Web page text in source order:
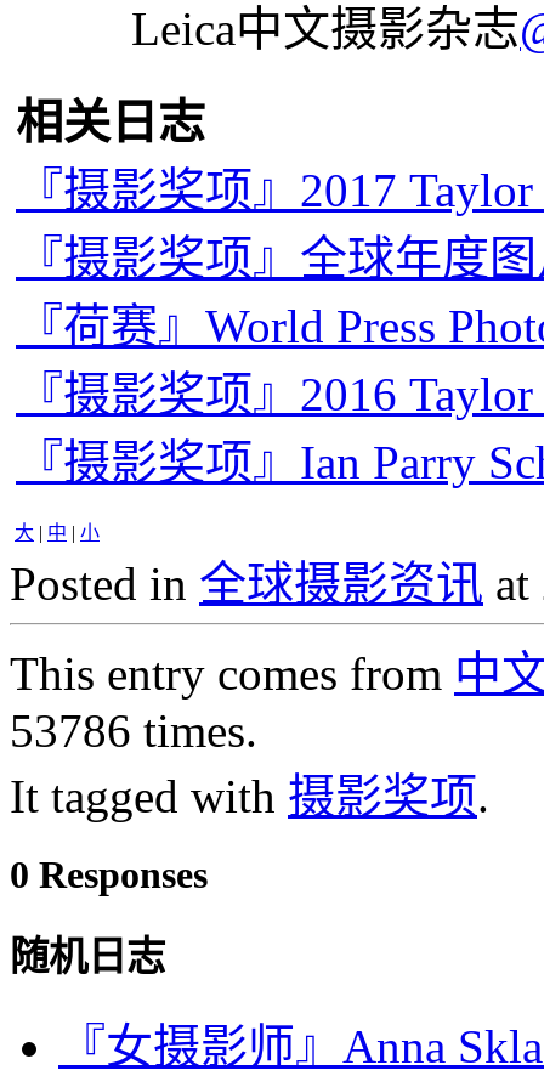
Leica中文摄影杂志
相关日志
『摄影奖项』2017
『摄影奖项』全球年度
『荷赛』World Press
『摄影奖项』2016
『摄影奖项』Ian Parry
大 | 中 | 小
Posted in 全球摄影资讯 at
This entry comes from 中
53786 times.
It tagged with 摄影奖项.
0 Responses
随机日志
『女摄影师』Anna